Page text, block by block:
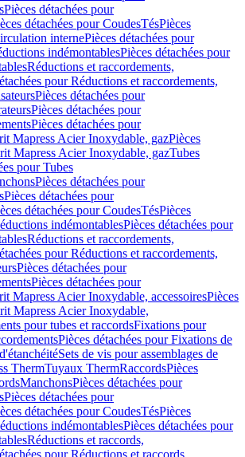
Pièces détachées pour
détachées pour CoudesTésPièces
internePièces détachées pour
indémontablesPièces détachées pour
Réductions et raccordements,
pour Réductions et raccordements,
Pièces détachées pour
Pièces détachées pour
Pièces détachées pour
Mapress Acier Inoxydable, gazPièces
Mapress Acier Inoxydable, gazTubes
pour Tubes
Pièces détachées pour
Pièces détachées pour
détachées pour CoudesTésPièces
indémontablesPièces détachées pour
Réductions et raccordements,
pour Réductions et raccordements,
Pièces détachées pour
Pièces détachées pour
Mapress Acier Inoxydable, accessoiresPièces
Mapress Acier Inoxydable,
pour tubes et raccordsFixations pour
Pièces détachées pour Fixations de
Sets de vis pour assemblages de
ThermTuyaux ThermRaccordsPièces
ManchonsPièces détachées pour
Pièces détachées pour
détachées pour CoudesTésPièces
indémontablesPièces détachées pour
Réductions et raccords,
pour Réductions et raccords,